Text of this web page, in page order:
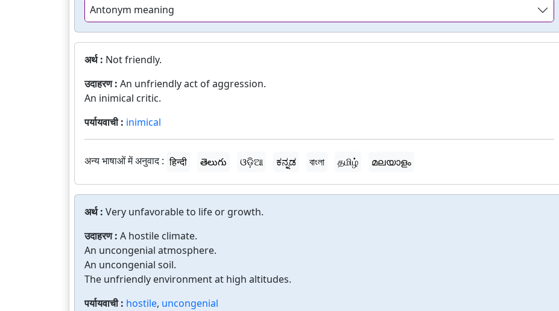
Antonym meaning
अर्थ : Not friendly.
उदाहरण : An unfriendly act of aggression.
An inimical critic.
पर्यायवाची : inimical
अन्य भाषाओं में अनुवाद : हिन्दी తెలుగు ଓଡ଼ିଆ ಕನ್ನಡ বাংলা தமிழ் മലയാളം
अर्थ : Very unfavorable to life or growth.
उदाहरण : A hostile climate.
An uncongenial atmosphere.
An uncongenial soil.
The unfriendly environment at high altitudes.
पर्यायवाची : hostile, uncongenial